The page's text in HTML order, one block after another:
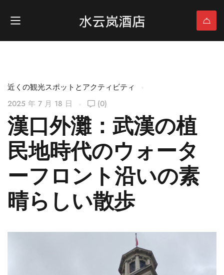
近くの観光スポットとアクティビティ
2025 年 7 月 18 日
(0)
漢口外灘：武漢の植
民地時代のウォータ
ーフロント沿いの素
晴らしい散歩